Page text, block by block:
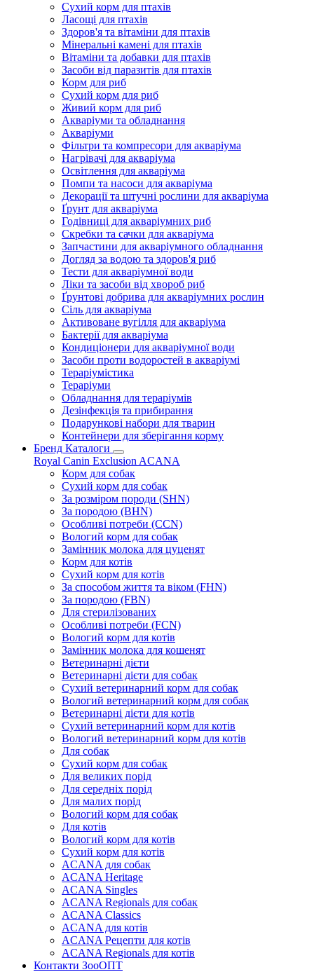
Сухий корм для птахів
Ласощі для птахів
Здоров'я та вітаміни для птахів
Мінеральні камені для птахів
Вітаміни та добавки для птахів
Засоби від паразитів для птахів
Корм для риб
Сухий корм для риб
Живий корм для риб
Акваріуми та обладнання
Акваріуми
Фільтри та компресори для акваріума
Нагрівачі для акваріума
Освітлення для акваріума
Помпи та насоси для акваріума
Декорації та штучні рослини для акваріума
Ґрунт для акваріума
Годівниці для акваріумних риб
Скребки та сачки для акваріума
Запчастини для акваріумного обладнання
Догляд за водою та здоров'я риб
Тести для акваріумної води
Ліки та засоби від хвороб риб
Ґрунтові добрива для акваріумних рослин
Сіль для акваріума
Активоване вугілля для акваріума
Бактерії для акваріума
Кондиціонери для акваріумної води
Засоби проти водоростей в акваріумі
Тераріумістика
Тераріуми
Обладнання для тераріумів
Дезінфекція та прибирання
Подарункові набори для тварин
Контейнери для зберігання корму
Бренд Каталоги
Royal Canin Exclusion ACANA
Корм для собак
Сухий корм для собак
За розміром породи (SHN)
За породою (BHN)
Особливі потреби (CCN)
Вологий корм для собак
Замінник молока для цуценят
Корм для котів
Сухий корм для котів
За способом життя та віком (FHN)
За породою (FBN)
Для стерилізованих
Особливі потреби (FCN)
Вологий корм для котів
Замінник молока для кошенят
Ветеринарні дієти
Ветеринарні дієти для собак
Сухий ветеринарний корм для собак
Вологий ветеринарний корм для собак
Ветеринарні дієти для котів
Сухий ветеринарний корм для котів
Вологий ветеринарний корм для котів
Для собак
Сухий корм для собак
Для великих порід
Для середніх порід
Для малих порід
Вологий корм для собак
Для котів
Вологий корм для котів
Сухий корм для котів
ACANA для собак
ACANA Heritage
ACANA Singles
ACANA Regionals для собак
ACANA Classics
ACANA для котів
ACANA Рецепти для котів
ACANA Regionals для котів
Контакти ЗооОПТ